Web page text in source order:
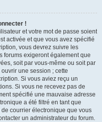
!
et votre mot de passe soient
activée et que vous avez spécifié
vous devrez suivre les
forums exigeront également que
soit par vous-même ou soit par
une session ; cette
Si vous aviez reçu un
Si vous ne recevez pas de
spécifié une mauvaise adresse
a été filtré en tant que
courrier électronique que vous
un administrateur du forum.